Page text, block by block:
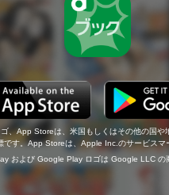
、App Storeは、米国もしくはその他の国や
です。App Storeは、Apple Inc.のサービスマ
および Google Play ロゴは Google LLC の